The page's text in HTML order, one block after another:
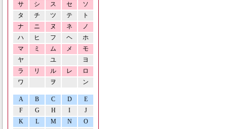
サ
シ ス セ
ソ
タ
チ ツ テ
ト
ナ
ニ ヌ ネ
ノ
ハ
ヒ フ ヘ
ホ
マ
ミ ム メ
モ
ヤ
ユ
ヨ
ラ
リ ル レ
ロ
ワ
ヲ ン
A B C D
E
F
G H I
J
K
L M N O